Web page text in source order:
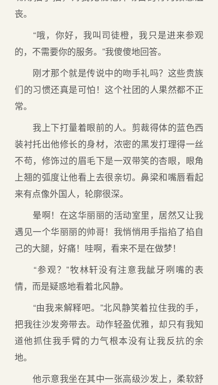
丧。
“哦，你好，我叫司徒橙，我只是进来参观
的，不需要你的服务。”我傻傻地回答。
刚才那个就是传说中的吻手礼吗？这些贵族
们的习惯还真是可怕！这个社团的人果然都不正
常。
我上下打量着眼前的人。剪裁得体的蓝色西
装衬托出他修长的身材，浓密的黑发打理得一丝
不苟，修饰过的眉毛下是一双带笑的杏眼，眼角
上翘的弧度让他看上去很亲切。鼻梁和嘴唇看起
来有点像外国人，轮廓很深。
晕啊！在这华丽丽的活动室里，居然又让我
遇见一个华丽丽的帅哥！我悄悄用手指掐了掐自
己的大腿，好痛！哇啊，看来不是在做梦！
“参观？”牧林轩没有注意我龇牙咧嘴的表
情，而是疑惑地看着北风静。
“由我来解释吧。”北风静笑着拉住我的手，
把我往沙发旁带去。动作轻盈优雅，却只有我知
道他抓住我手臂的力气根本没有让我反抗的余
地。
他示意我坐在其中一张高级沙发上，柔软舒